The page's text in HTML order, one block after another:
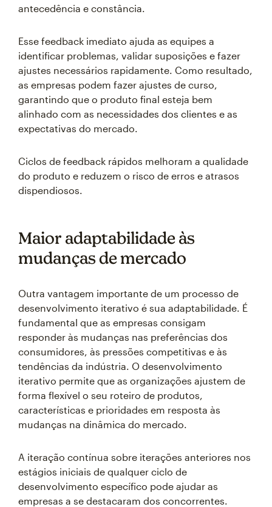
antecedência e constância.
Esse feedback imediato ajuda as equipes a
identificar problemas, validar suposições e fazer
ajustes necessários rapidamente. Como resultado,
as empresas podem fazer ajustes de curso,
garantindo que o produto final esteja bem
alinhado com as necessidades dos clientes e as
expectativas do mercado.
Ciclos de feedback rápidos melhoram a qualidade
do produto e reduzem o risco de erros e atrasos
dispendiosos.
Maior adaptabilidade às
mudanças de mercado
Outra vantagem importante de um processo de
desenvolvimento iterativo é sua adaptabilidade. É
fundamental que as empresas consigam
responder às mudanças nas preferências dos
consumidores, às pressões competitivas e às
tendências da indústria. O desenvolvimento
iterativo permite que as organizações ajustem de
forma flexível o seu roteiro de produtos,
características e prioridades em resposta às
mudanças na dinâmica do mercado.
A iteração contínua sobre iterações anteriores nos
estágios iniciais de qualquer ciclo de
desenvolvimento específico pode ajudar as
empresas a se destacaram dos concorrentes.